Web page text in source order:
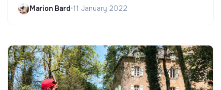
Marion Bard•11 January 2022